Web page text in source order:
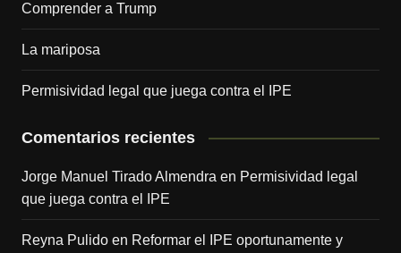
Comprender a Trump
La mariposa
Permisividad legal que juega contra el IPE
Comentarios recientes
Jorge Manuel Tirado Almendra en Permisividad legal
que juega contra el IPE
Reyna Pulidoen Reformar el IPE oportunamente y